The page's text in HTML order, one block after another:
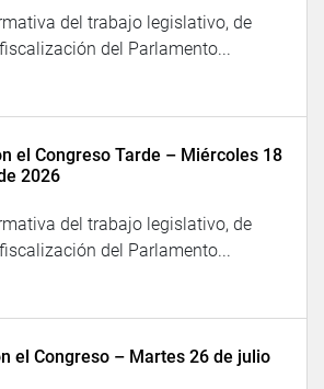
del trabajo legislativo, de
del Parlamento...
el Congreso Tarde – Miércoles 18
2026
del trabajo legislativo, de
del Parlamento...
el Congreso – Martes 26 de julio